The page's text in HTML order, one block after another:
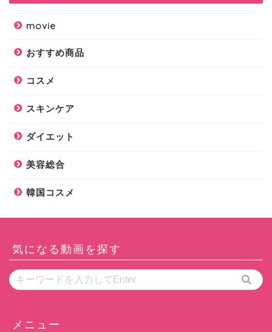
movie
おすすめ商品
コスメ
スキンケア
ダイエット
美容総合
韓国コスメ
気になる動画を探す
メニュー